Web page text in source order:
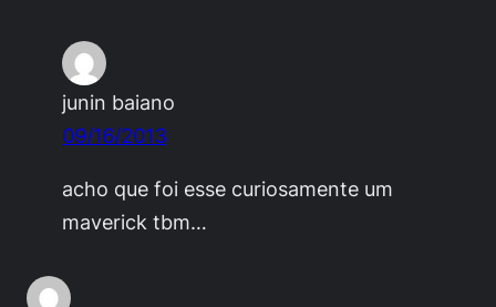
junin baiano
09/16/2013
acho que foi esse curiosamente um
maverick tbm…